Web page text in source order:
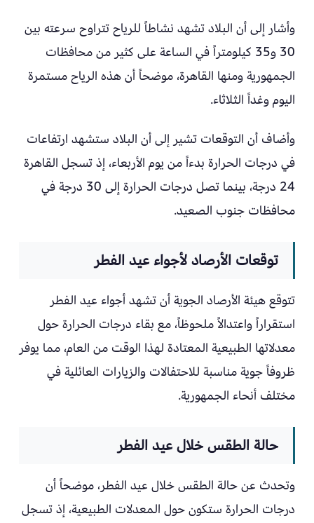
وأشار إلى أن البلاد تشهد نشاطاً للرياح تتراوح سرعته بين
30 و35 كيلومتراً في الساعة على كثير من محافظات
الجمهورية ومنها القاهرة، موضحاً أن هذه الرياح مستمرة
اليوم وغداً الثلاثاء.
وأضاف أن التوقعات تشير إلى أن البلاد ستشهد ارتفاعات
في درجات الحرارة بدءاً من يوم الأربعاء، إذ تسجل القاهرة
24 درجة، بينما تصل درجات الحرارة إلى 30 درجة في
محافظات جنوب الصعيد.
توقعات الأرصاد لأجواء عيد الفطر
تتوقع هيئة الأرصاد الجوية أن تشهد أجواء عيد الفطر
استقراراً واعتدالاً ملحوظاً، مع بقاء درجات الحرارة حول
معدلاتها الطبيعية المعتادة لهذا الوقت من العام، مما يوفر
ظروفاً جوية مناسبة للاحتفالات والزيارات العائلية في
مختلف أنحاء الجمهورية.
حالة الطقس خلال عيد الفطر
وتحدث عن حالة الطقس خلال عيد الفطر، موضحاً أن
درجات الحرارة ستكون حول المعدلات الطبيعية، إذ تسجل